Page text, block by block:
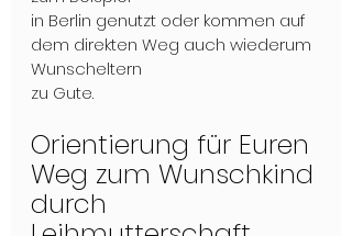
in Berlin genutzt oder kommen auf
dem direkten Weg auch wiederum
Wunscheltern
zu Gute.
Orientierung für Euren
Weg zum Wunschkind
durch